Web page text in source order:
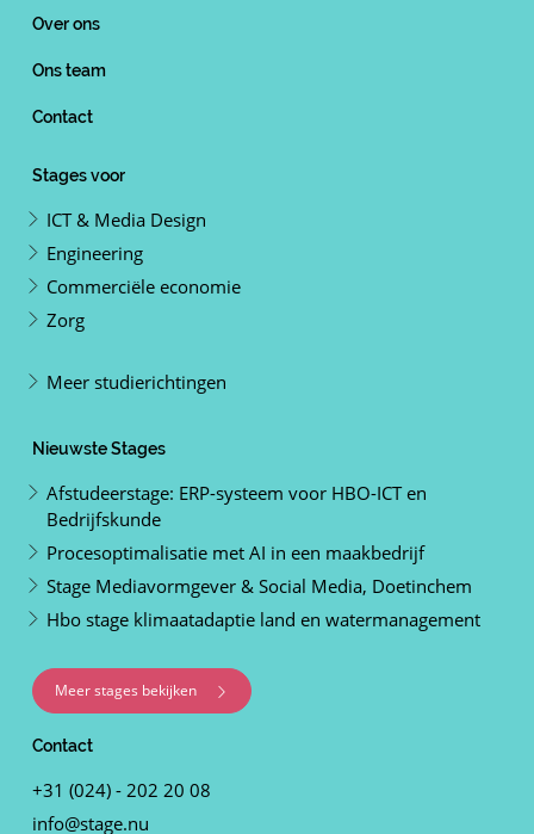
Over ons
Ons team
Contact
Stages voor
ICT & Media Design
Engineering
Commerciële economie
Zorg
Meer studierichtingen
Nieuwste Stages
Afstudeerstage: ERP-systeem voor HBO-ICT en
Bedrijfskunde
Procesoptimalisatie met AI in een maakbedrijf
Stage Mediavormgever & Social Media, Doetinchem
Hbo stage klimaatadaptie land en watermanagement
Meer stages bekijken
Contact
+31 (024) - 202 20 08
info@stage.nu